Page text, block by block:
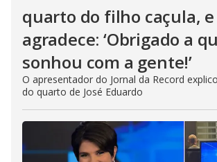
quarto do filho caçula, e
agradece: ‘Obrigado a
sonhou com a gente!’
O apresentador do Jornal da Record
do quarto de José Eduardo